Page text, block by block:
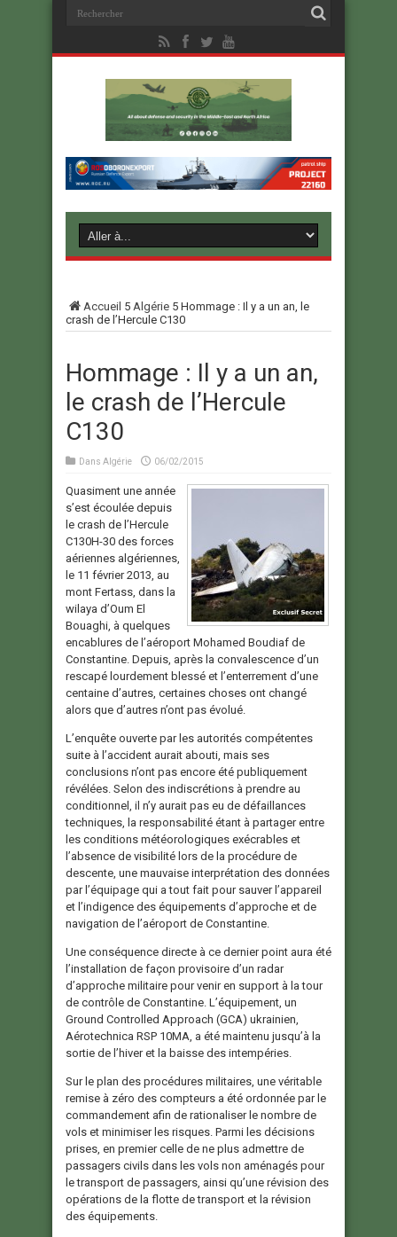
Accueil 5 Algérie 5 Hommage : Il y a un an, le
crash de l’Hercule C130
Hommage : Il y a un an,
le crash de l’Hercule
C130
Dans Algérie 06/02/2015
Quasiment une année
s’est écoulée depuis
le crash de l’Hercule
C130H-30 des forces
aériennes algériennes,
le 11 février 2013, au
mont Fertass, dans la
wilaya d’Oum El
Bouaghi, à quelques
encablures de l’aéroport Mohamed Boudiaf de
Constantine. Depuis, après la convalescence d’un
rescapé lourdement blessé et l’enterrement d’une
centaine d’autres, certaines choses ont changé
alors que d’autres n’ont pas évolué.
L’enquête ouverte par les autorités compétentes
suite à l’accident aurait abouti, mais ses
conclusions n’ont pas encore été publiquement
révélées. Selon des indiscrétions à prendre au
conditionnel, il n’y aurait pas eu de défaillances
techniques, la responsabilité étant à partager entre
les conditions météorologiques exécrables et
l’absence de visibilité lors de la procédure de
descente, une mauvaise interprétation des données
par l’équipage qui a tout fait pour sauver l’appareil
et l’indigence des équipements d’approche et de
navigation de l’aéroport de Constantine.
Une conséquence directe à ce dernier point aura été
l’installation de façon provisoire d’un radar
d’approche militaire pour venir en support à la tour
de contrôle de Constantine. L’équipement, un
Ground Controlled Approach (GCA) ukrainien,
Aérotechnica RSP 10MA, a été maintenu jusqu’à la
sortie de l’hiver et la baisse des intempéries.
Sur le plan des procédures militaires, une véritable
remise à zéro des compteurs a été ordonnée par le
commandement afin de rationaliser le nombre de
vols et minimiser les risques. Parmi les décisions
prises, en premier celle de ne plus admettre de
passagers civils dans les vols non aménagés pour
le transport de passagers, ainsi qu’une révision des
opérations de la flotte de transport et la révision
des équipements.